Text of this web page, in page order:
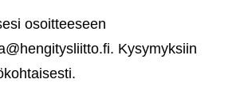
osoitteeseen
Kysymyksiin